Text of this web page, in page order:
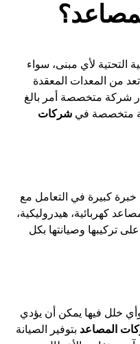
التحتية لأي مبنى، سواء
من المعدات المعقدة
شركة متخصصة أمر بالغ
متخصصة فيشركات
كبيرة في التعامل مع
كهربائية، هيدروليكية،
تركيبها وصيانتها بكل
خلل فيها يمكن أن يؤدي
المصاعد بتوفير الصيانة